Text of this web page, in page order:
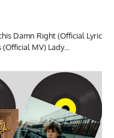
Damn Right (Official Lyric
MV) Lady…